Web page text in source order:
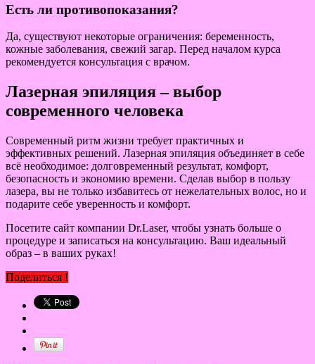
Есть ли противопоказания?
Да, существуют некоторые ограничения: беременность,
кожные заболевания, свежий загар. Перед началом курса
рекомендуется консультация с врачом.
Лазерная эпиляция – выбор
современного человека
Современный ритм жизни требует практичных и
эффективных решений. Лазерная эпиляция объединяет в себе
всё необходимое: долговременный результат, комфорт,
безопасность и экономию времени. Сделав выбор в пользу
лазера, вы не только избавитесь от нежелательных волос, но и
подарите себе уверенность и комфорт.
Посетите сайт компании Dr.Laser, чтобы узнать больше о
процедуре и записаться на консультацию. Ваш идеальный
образ – в ваших руках!
Поделиться !